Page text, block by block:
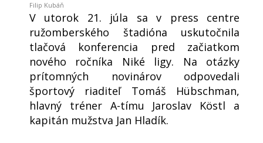
Filip Kubáň
V utorok 21. júla sa v press centre
ružomberského štadióna uskutočnila
tlačová konferencia pred začiatkom
nového ročníka Niké ligy. Na otázky
prítomných novinárov odpovedali
športový riaditeľ Tomáš Hübschman,
hlavný tréner A-tímu Jaroslav Köstl a
kapitán mužstva Jan Hladík.